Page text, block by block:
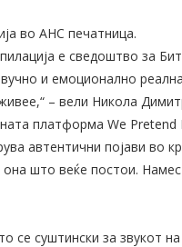
во АНС печатница.
е сведоштво за
и емоционално
– вели Никола
платформа We Pretend
автентични појави во
што веќе постои.
се суштински за звукот на